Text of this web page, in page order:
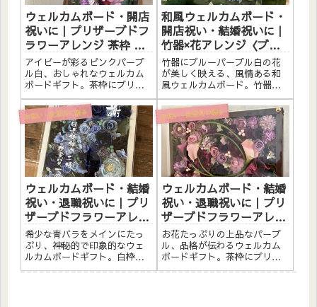
ウェルカムボード・開店
祝いに｜プリザーブドフ
ラワーアレンジ 茶枠 ア
イビー〈ピンクパープル
白〉文字入れ
アイビーが彩るピンクパープ
ル白、おしゃれなウェルカム
ボードギフト。茶枠にプリザ
ーブドフラワーと造花をたっ
ぷりアレンジしました。アク
リルプレートへのメッセージ
入れ無料。自立するので壁か
けでも置き型でも飾れます。
こんな方へウェルカムボード
として...
和風ウェルカムボード・
開店祝い・結婚祝いに｜
竹器×花アレンジ〈ブル
ーパープル白〉文字入れ
竹器にブルーパープル白の花
が美しく映える、風情ある和
風ウェルカムボード。竹器に
プリザーブドフラワーと素材
をたっぷりアレンジしまし
た。アクリルプレートへのメ
ッセージ入れ無料。自立する
ので壁かけでも置き型でも飾
れます。こんな方へ和風ウェ
ルカムボ...
お祝い・記念日に贈る
ウェルカムボード・結婚
祝い・退職祝いに｜プリ
ザーブドフラワーアレン
ジ 白枠〈青バラ〉文字入
れ
希少な青バラをメインにたっ
ぷり、神秘的で印象的なウェ
ルカムボードギフト。白枠に
プリザーブドフラワーと造花
お祝い・記念日に贈る
ウェルカムボード・結婚
祝い・退職祝いに｜プリ
ザーブドフラワーアレン
ジ 茶枠〈パープル〉文字
入れ
お花たっぷりの上品なパープ
ル、品格が伝わるウェルカム
ボードギフト。茶枠にプリザ
ーブドフラワーと造花をたっ